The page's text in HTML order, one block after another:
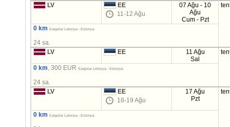
LV
EE
11-12 Ağu
07 Ağu - 10
Ağu
Cum - Pzt
0 km Kargolar Letonya - Estonya
24 sa.
LV
EE
11 Ağu
Sal
0 km, 300 EURKargolar Letonya - Estonya
24 sa.
LV
EE
18-19 Ağu
17 Ağu
Pzt
0 km Kargolar Letonya - Estonya